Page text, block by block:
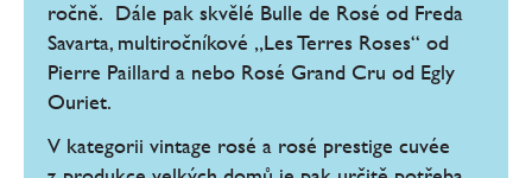
ročně. Dále pak skvělé Bulle de Rosé od Freda
Savarta, multiročníkové „Les Terres Roses“ od
Pierre Paillard a nebo Rosé Grand Cru od Egly
Ouriet.
V kategorii vintage rosé a rosé prestige cuvée